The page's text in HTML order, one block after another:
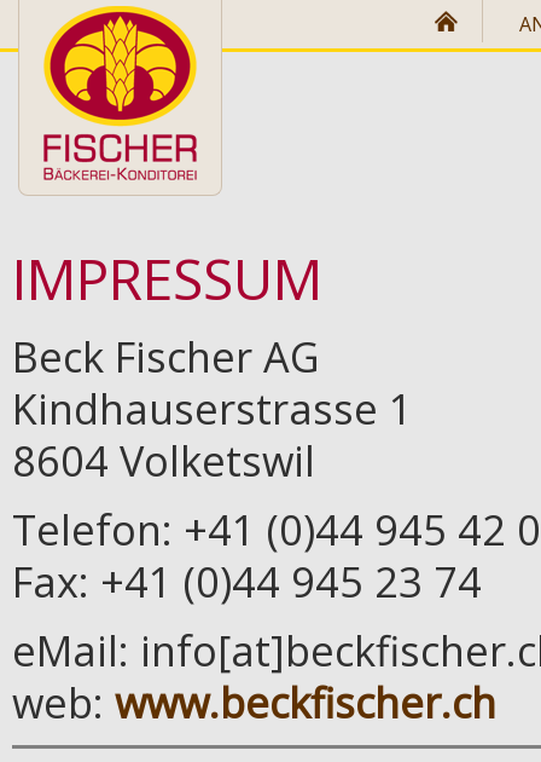
Direkt zum Inhalt
IMPRESSUM
Beck Fischer AG
Kindhauserstrasse 1
8604 Volketswil
Telefon: +41 (0)44 945 42
Fax: +41 (0)44 945 23 74
eMail:
web: www.beckfischer.ch